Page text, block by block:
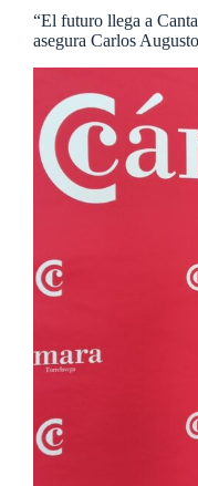
“El futuro llega a
asegura Carlos